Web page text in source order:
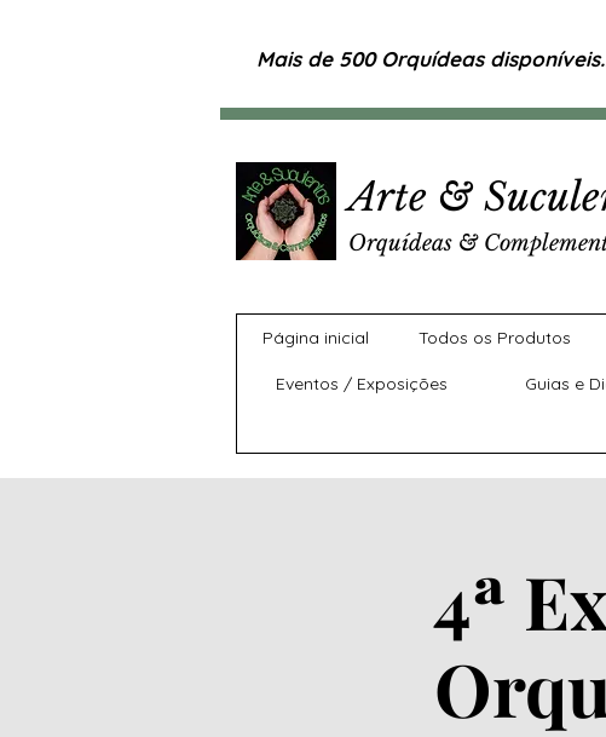
Mais de 500 Orquídeas
Arte &
Orquídeas &
Página inicial Todos os Produtos
Eventos / Exposições Guias e
4ª